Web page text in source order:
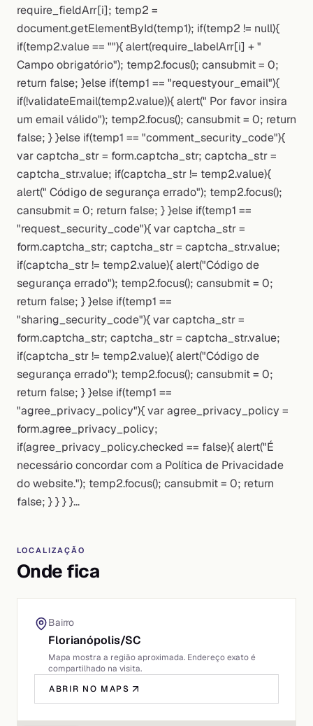
require_fieldArr[i]; temp2 =
document.getElementById(temp1); if(temp2 != null){
if(temp2.value == ""){ alert(require_labelArr[i] + "
Campo obrigatório"); temp2.focus(); cansubmit = 0;
return false; }else if(temp1 == "requestyour_email"){
if(!validateEmail(temp2.value)){ alert(" Por favor insira
um email válido"); temp2.focus(); cansubmit = 0; return
false; } }else if(temp1 == "comment_security_code"){
var captcha_str = form.captcha_str; captcha_str =
captcha_str.value; if(captcha_str != temp2.value){
alert(" Código de segurança errado"); temp2.focus();
cansubmit = 0; return false; } }else if(temp1 ==
"request_security_code"){ var captcha_str =
form.captcha_str; captcha_str = captcha_str.value;
if(captcha_str != temp2.value){ alert("Código de
segurança errado"); temp2.focus(); cansubmit = 0;
return false; } }else if(temp1 ==
"sharing_security_code"){ var captcha_str =
form.captcha_str; captcha_str = captcha_str.value;
if(captcha_str != temp2.value){ alert("Código de
segurança errado"); temp2.focus(); cansubmit = 0;
return false; } }else if(temp1 ==
"agree_privacy_policy"){ var agree_privacy_policy =
form.agree_privacy_policy;
if(agree_privacy_policy.checked == false){ alert("É
necessário concordar com a Política de Privacidade
do website."); temp2.focus(); cansubmit = 0; return
false; } } } }…
LOCALIZAÇÃO
Onde fica
Bairro
Florianópolis/SC
Mapa mostra a região aproximada. Endereço exato é
compartilhado na visita.
ABRIR NO MAPS